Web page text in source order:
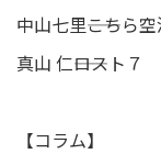
中山七里――こちら
真山 仁――ロスト７
【コラム】